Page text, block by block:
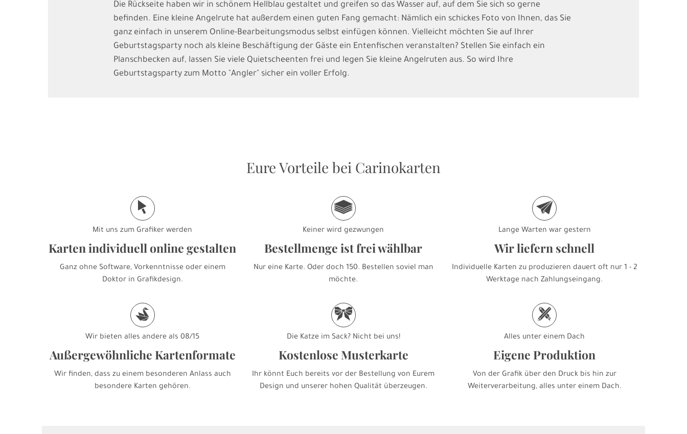
Die Rückseite haben wir in schönem Hellblau gestaltet und greifen so das Wasser auf, auf dem Sie sich so gerne
befinden. Eine kleine Angelrute hat außerdem einen guten Fang gemacht: Nämlich ein schickes Foto von Ihnen, das Sie
ganz einfach in unserem Online-Bearbeitungsmodus selbst einfügen können. Vielleicht möchten Sie auf Ihrer
Geburtstagsparty noch als kleine Beschäftigung der Gäste ein Entenfischen veranstalten? Stellen Sie einfach ein
Planschbecken auf, lassen Sie viele Quietscheenten frei und legen Sie kleine Angelruten aus. So wird Ihre
Geburtstagsparty zum Motto "Angler" sicher ein voller Erfolg.
Eure Vorteile bei Carinokarten
j
Mit uns zum Grafiker werden
Karten individuell online gestalten
Ganz ohne Software, Vorkenntnisse oder einem
Doktor in Grafikdesign.
g
Keiner wird gezwungen
Bestellmenge ist frei wählbar
Nur eine Karte. Oder doch 150. Bestellen soviel man
möchte.
e
Lange Warten war gestern
Wir liefern schnell
Individuelle Karten zu produzieren dauert oft nur 1 - 2
Werktage nach Zahlungseingang.
s
Wir bieten alles andere als 08/15
Außergewöhnliche Kartenformate
Wir finden, dass zu einem besonderen Anlass auch
besondere Karten gehören.
r
Die Katze im Sack? Nicht bei uns!
Kostenlose Musterkarte
Ihr könnt Euch bereits vor der Bestellung von Eurem
Design und unserer hohen Qualität überzeugen.
h
Alles unter einem Dach
Eigene Produktion
Von der Grafik über den Druck bis hin zur
Weiterverarbeitung, alles unter einem Dach.